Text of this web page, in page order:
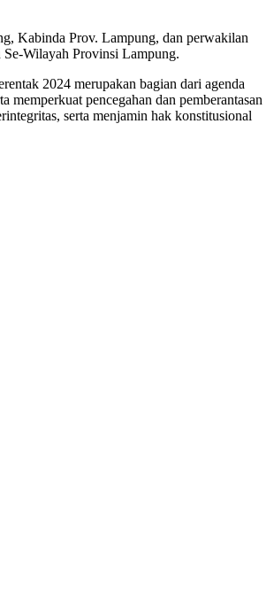
Kabinda Prov. Lampung, dan perwakilan
Wilayah Provinsi Lampung.
2024 merupakan bagian dari agenda
pencegahan dan pemberantasan
serta menjamin hak konstitusional